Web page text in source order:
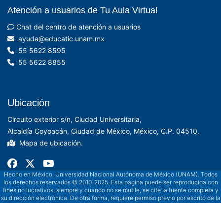
Atención a usuarios de Tu Aula Virtual
Chat del centro de atención a usuarios
xm.manu.citacude@aduya
55 5622 8595
55 5622 8855
Ubicación
Circuito exterior s/n, Ciudad Universitaria,
Alcaldía Coyoacán, Ciudad de México, México, C.P. 04510.
Mapa de ubicación.
Hecho en México, Universidad Nacional Autónoma de México (UNAM). Todos
los derechos reservados © 2010-2025. Esta página puede ser reproducida con
fines no lucrativos, siempre y cuando no se mutile, se cite la fuente completa y
su dirección electrónica. De otra forma, requiere permiso previo por escrito de la